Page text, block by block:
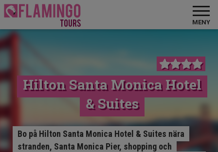
MENY
Hilton Santa Monica Hotel
& Suites
Bo på Hilton Santa Monica Hotel & Suites nära
stranden, Santa Monica Pier, shopping och